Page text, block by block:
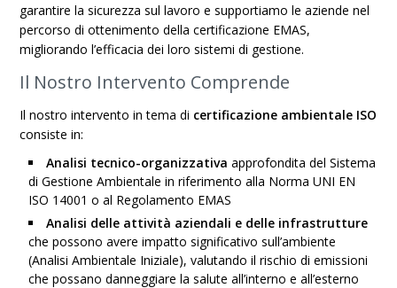
garantire la sicurezza sul lavoro e supportiamo le aziende nel
percorso di ottenimento della certificazione EMAS,
migliorando l’efficacia dei loro sistemi di gestione.
Il Nostro Intervento Comprende
Il nostro intervento in tema di certificazione ambientale ISO
consiste in:
Analisi tecnico-organizzativa approfondita del Sistema
di Gestione Ambientale in riferimento alla Norma UNI EN
ISO 14001 o al Regolamento EMAS
Analisi delle attività aziendali e delle infrastrutture
che possono avere impatto significativo sull’ambiente
(Analisi Ambientale Iniziale), valutando il rischio di emissioni
che possano danneggiare la salute all’interno e all’esterno